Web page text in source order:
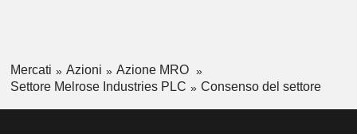
Mercati Azioni
Azione MRO
Settore Melrose Industries PLC
Consenso del settore